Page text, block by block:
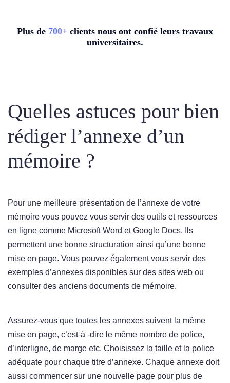
Plus de 700+ clients nous ont confié leurs travaux
universitaires.
Quelles astuces pour bien
rédiger l’annexe d’un
mémoire ?
Pour une meilleure présentation de l’annexe de votre
mémoire vous pouvez vous servir des outils et ressources
en ligne comme Microsoft Word et Google Docs. Ils
permettent une bonne structuration ainsi qu’une bonne
mise en page. Vous pouvez également vous servir des
exemples d’annexes disponibles sur des sites web ou
consulter des anciens documents de mémoire.
Assurez-vous que toutes les annexes suivent la même
mise en page, c’est-à -dire le même nombre de police,
d’interligne, de marge etc. Choisissez la taille et la police
adéquate pour chaque titre d’annexe. Chaque annexe doit
aussi commencer sur une nouvelle page pour plus de